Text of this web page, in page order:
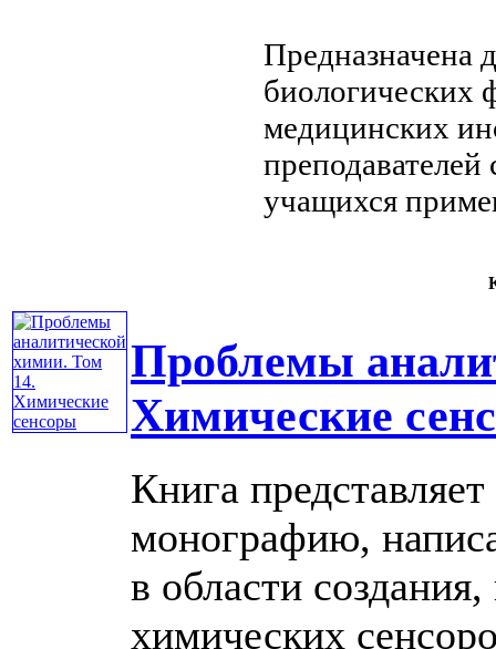
Предназначена
биологических
медицинских
учащихся
Проблемы
Химические
Книга
монографию,
в области
химических